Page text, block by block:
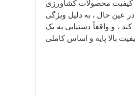
کیفیت محصولات کشاورزی
عین حال ، به دلیل ویژگی
، و واقعاً دستیابی به یک
بالا پایه و اساس کاملی